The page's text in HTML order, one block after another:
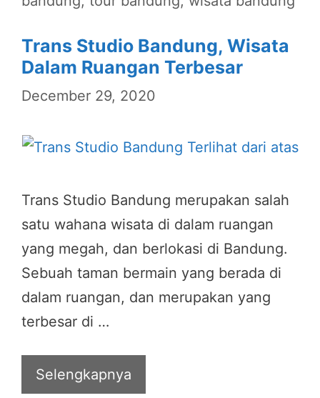
Trans Studio Bandung, Wisata
Dalam Ruangan Terbesar
December 29, 2020
Trans Studio Bandung merupakan salah
satu wahana wisata di dalam ruangan
yang megah, dan berlokasi di Bandung.
Sebuah taman bermain yang berada di
dalam ruangan, dan merupakan yang
terbesar di …
Selengkapnya